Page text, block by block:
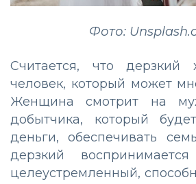
Фото:
Считается, что дерзкий
человек, который может
Женщина смотрит на
добытчика, который
деньги, обеспечивать
дерзкий
целеустремленный,